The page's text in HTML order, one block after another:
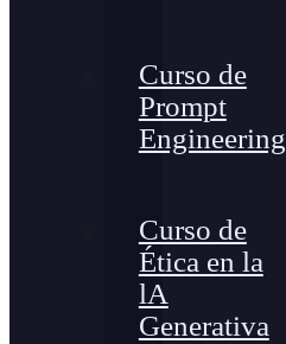
Curso de
Prompt
Engineering
Curso de
Ética en la
lA
Generativa